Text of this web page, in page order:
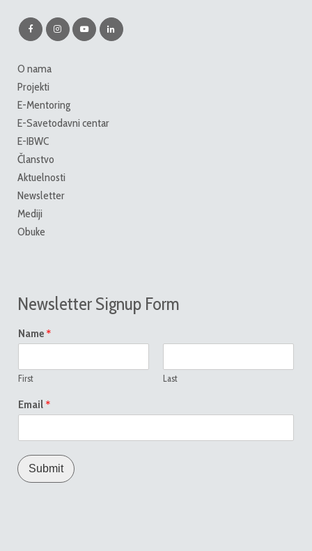
O nama
Projekti
E-Mentoring
E-Savetodavni centar
E-IBWC
Članstvo
Aktuelnosti
Newsletter
Mediji
Obuke
Newsletter Signup Form
Name *
First Last
Email *
Submit